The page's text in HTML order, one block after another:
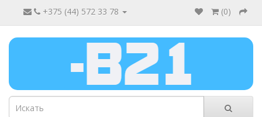
+375 (44) 572 33 78 (0)